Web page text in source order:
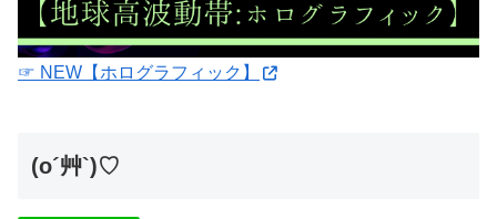
☞ NEW【ホログラフィック】
(o´艸`)♡